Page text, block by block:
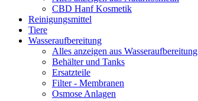
CBD Hanf Kosmetik
Reinigungsmittel
Tiere
Wasseraufbereitung
Alles anzeigen aus Wasseraufbereitung
Behälter und Tanks
Ersatzteile
Filter - Membranen
Osmose Anlagen